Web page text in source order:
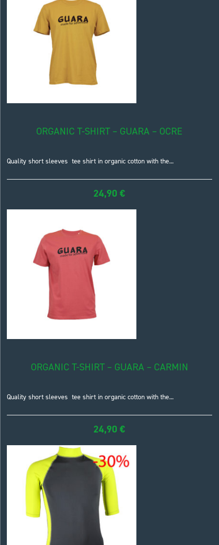
ORGANIC T-SHIRT – GUARA – OCRE
Quality short sleeves tee shirt in organic cotton with the...
24,90€
ORGANIC T-SHIRT – GUARA – CARMIN
Quality short sleeves tee shirt in organic cotton with the...
24,90€